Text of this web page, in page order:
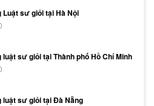
Luật sư giỏi tại Hà Nội
luật sư giỏi tại Thành phố Hồ Chí Minh
luật sư giỏi tại Đà Nẵng